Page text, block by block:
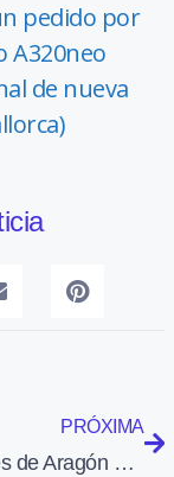
pedido por
A320neo
de nueva
PRÓXIMA
Las Cortes de Aragón muestran su apoyo a las infraestructuras aeroportuarias de las tres provincias aragonesas